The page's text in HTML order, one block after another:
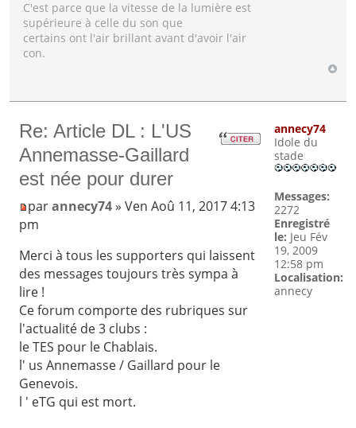
C'est parce que la vitesse de la lumière est
supérieure à celle du son que
certains ont l'air brillant avant d'avoir l'air
con.
Re: Article DL : L'US
Annemasse-Gaillard
est née pour durer
parannecy74» Ven Aoû 11, 2017 4:13
pm
Merci à tous les supporters qui laissent
des messages toujours très sympa à
lire !
Ce forum comporte des rubriques sur
l'actualité de 3 clubs :
le TES pour le Chablais.
l' us Annemasse / Gaillard pour le
Genevois.
l ' eTG qui est mort.
annecy74
Idole du
stade
Messages:
2272
Enregistré
le: Jeu Fév
19, 2009
12:58 pm
Localisation:
annecy